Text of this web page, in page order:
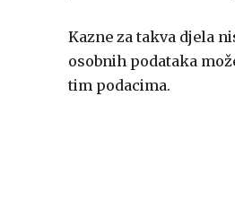
Kazne za takva djela
osobnih podataka
tim podacima.